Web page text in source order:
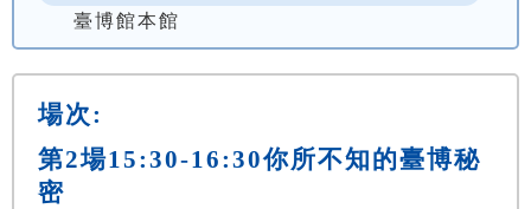
臺博館本館
場次:
第2場15:30-16:30你所不知的臺博秘
密